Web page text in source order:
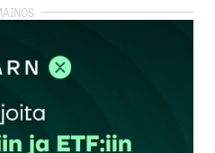
kirjautua